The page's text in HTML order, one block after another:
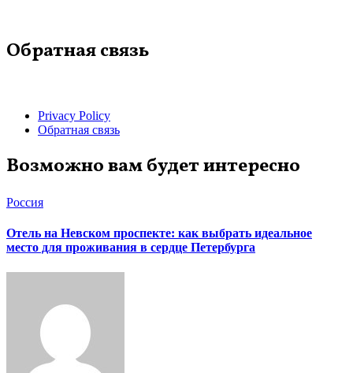
Обратная связь
Privacy Policy
Обратная связь
Возможно вам будет интересно
Россия
Отель на Невском проспекте: как выбрать идеальное
место для проживания в сердце Петербурга